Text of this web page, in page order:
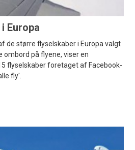
Europa
de større flyselskaber i Europa valgt
på flyene, viser en
flyselskaber foretaget af Facebook-
fly'.